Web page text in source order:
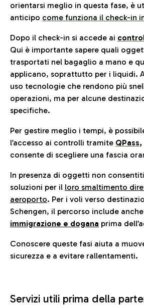
orientarsi meglio in questa fase, è
anticipo come funziona il check-in
Dopo il check-in si accede ai
Qui è importante sapere quali
trasportati nel bagaglio a mano e
applicano, soprattutto per i liquidi.
uso tecnologie che rendono più
operazioni, ma per alcune
specifiche.
Per gestire meglio i tempi, è
l’accesso ai controlli tramite QPass,
consente di scegliere una fascia
In presenza di oggetti non
soluzioni per il loro smaltimento
aeroporto. Per i voli verso
Schengen, il percorso include
immigrazione e dogana prima
Conoscere queste fasi aiuta a
sicurezza e a evitare rallentamenti.
Servizi utili prima della